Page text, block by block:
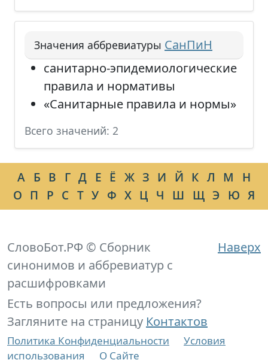
Значения аббревиатуры СанПиН
санитарно-эпидемиологические
правила и нормативы
«Санитарные правила и нормы»
Всего значений: 2
А Б В Г Д Е Ё Ж З И Й К Л М
Н
О П Р С Т У Ф Х Ц Ч Ш Щ Э Ю Я
Наверх
СловоБот.РФ © Сборник
синонимов и аббревиатур с
расшифровками
Есть вопросы или предложения?
Загляните на страницу Контактов
Политика Конфиденциальности
Условия
использования
О Сайте